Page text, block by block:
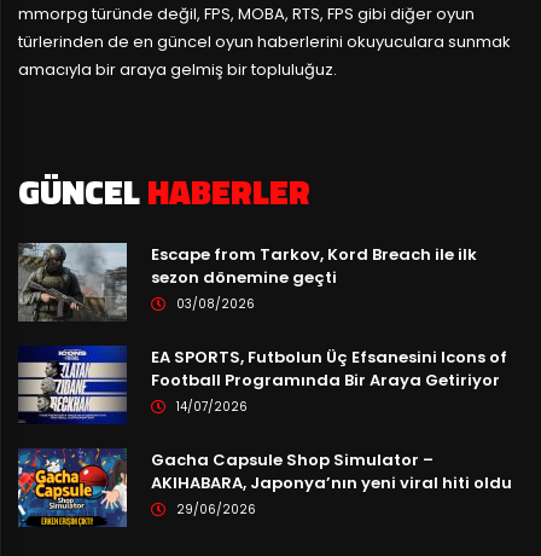
mmorpg türünde değil, FPS, MOBA, RTS, FPS gibi diğer oyun
türlerinden de en güncel oyun haberlerini okuyuculara sunmak
amacıyla bir araya gelmiş bir topluluğuz.
GÜNCELHABERLER
Escape from Tarkov, Kord Breach ile ilk
sezon dönemine geçti
03/08/2026
EA SPORTS, Futbolun Üç Efsanesini Icons of
Football Programında Bir Araya Getiriyor
14/07/2026
Gacha Capsule Shop Simulator –
AKIHABARA, Japonya’nın yeni viral hiti oldu
29/06/2026